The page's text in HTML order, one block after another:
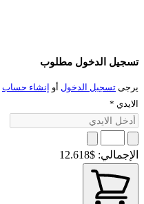
تسجيل الدخول مطلوب
يرجى تسجيل الدخول أو إنشاء حساب
الايدي *
الإجمالي: $12.618